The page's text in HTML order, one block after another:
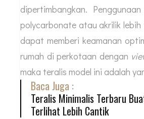
dipertimbangkan.
polycarbonate atau akrilik
dapat memberi keamanan
rumah di perkotaan dengan
maka teralis model ini adalah
Baca Juga :
Teralis Minimalis Terbaru
Terlihat Lebih Cantik